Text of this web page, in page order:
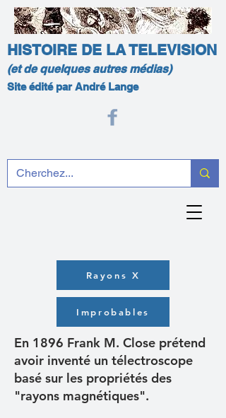
HISTOIRE DE LA TELEVISION
(et de quelques autres médias)
Site édité par André Lange
Rayons X
Improbables
En 1896 Frank M. Close prétend
avoir inventé un télectroscope
basé sur les propriétés des
"rayons magnétiques".